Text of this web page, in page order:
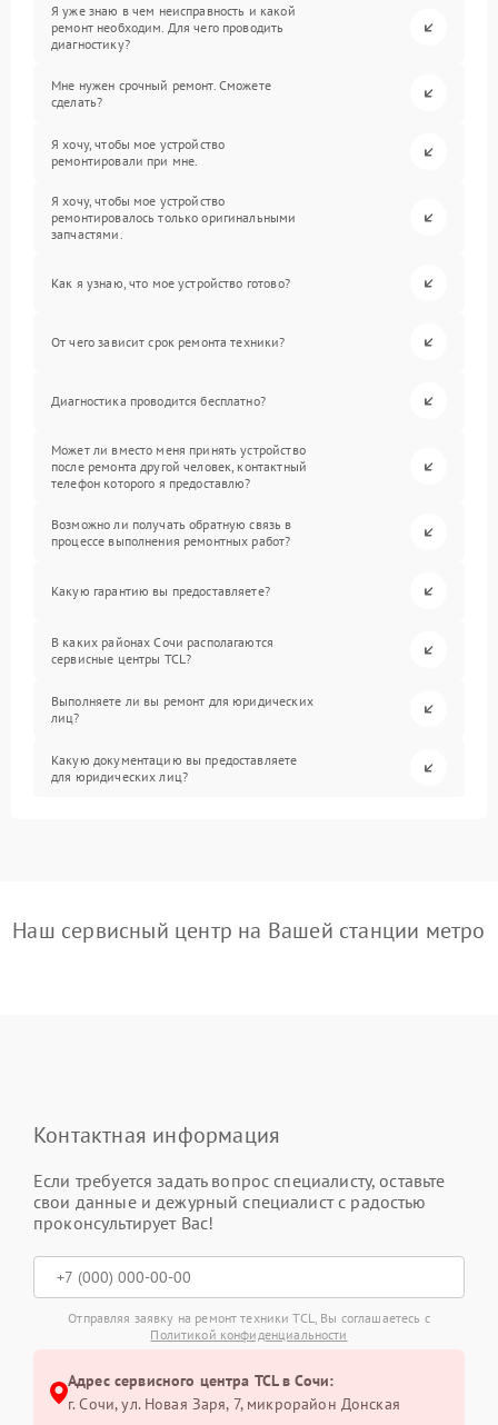
Я уже знаю в чем неисправность и какой
ремонт необходим. Для чего проводить
диагностику?
Мне нужен срочный ремонт. Сможете
сделать?
Я хочу, чтобы мое устройство
ремонтировали при мне.
Я хочу, чтобы мое устройство
ремонтировалось только оригинальными
запчастями.
Как я узнаю, что мое устройство готово?
От чего зависит срок ремонта техники?
Диагностика проводится бесплатно?
Может ли вместо меня принять устройство
после ремонта другой человек, контактный
телефон которого я предоставлю?
Возможно ли получать обратную связь в
процессе выполнения ремонтных работ?
Какую гарантию вы предоставляете?
В каких районах Сочи располагаются
сервисные центры TCL?
Выполняете ли вы ремонт для юридических
лиц?
Какую документацию вы предоставляете
для юридических лиц?
Наш сервисный центр на Вашей станции метро
Контактная информация
Если требуется задать вопрос специалисту, оставьте
свои данные и дежурный специалист с радостью
проконсультирует Вас!
Отправляя заявку на ремонт техники TCL, Вы соглашаетесь с
Политикой конфиденциальности
Адрес сервисного центра TCL в Сочи:
г. Сочи, ул. Новая Заря, 7, микрорайон Донская